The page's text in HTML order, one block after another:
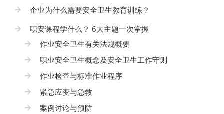
企业为什么需要安全卫生教育训练？
职安课程学什么？ 6大主题一次掌握
作业安全卫生有关法规概要
职业安全卫生概念及安全卫生工作守则
作业检查与标准作业程序
紧急应变与急救
案例讨论与预防